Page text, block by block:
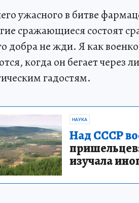
ужасного в битве
сражающиеся состоят
добра не жди. Я как
когда он бегает через
гадостям.
НАУКА
Над СССР
изучала